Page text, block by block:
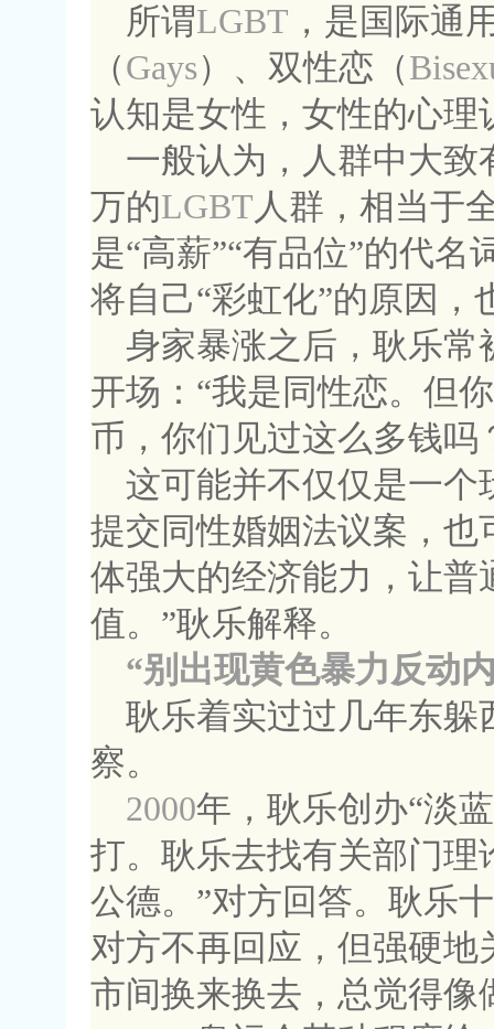
所谓LGBT ，是国际通
（Gays）、双性恋（
认知是女性，女性的心
一般认为，人群中大致
万的LGBT人群，相当于
是“高薪”“有品位”的代
将自己“彩虹化”的原因，
身家暴涨之后，耿乐
开场：“我是同性恋。但
币，你们见过这么多钱吗
这可能并不仅仅是一个
提交同性婚姻法议案，
体强大的经济能力，让
值。”耿乐解释。
“别出现黄色暴力反动
耿乐着实过过几年东
察。
2000年，耿乐创办“淡
打。耿乐去找有关部门理
公德。”对方回答。耿乐
对方不再回应，但强硬
市间换来换去，总觉得像